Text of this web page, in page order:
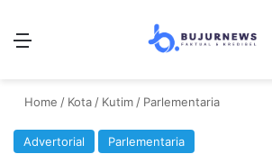
Menu
Home / Kota / Kutim / Parlementaria
Advertorial Parlementaria